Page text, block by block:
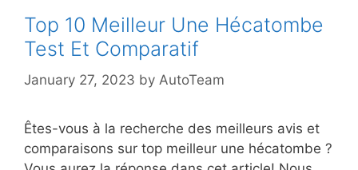
Top 10 Meilleur Une Hécatombe
Test Et Comparatif
January 27, 2023 by AutoTeam
Êtes-vous à la recherche des meilleurs avis et
comparaisons sur top meilleur une hécatombe ?